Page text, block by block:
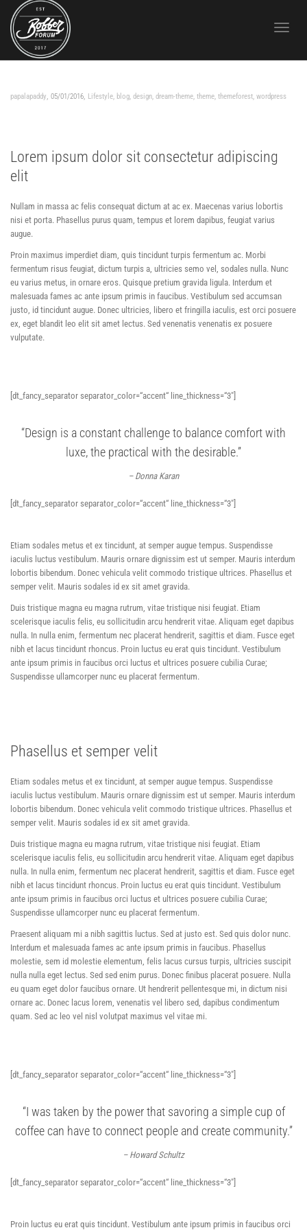
papalapaddy, 05/01/2016, Lifestyle, blog, design, dream-theme, theme, themeforest, wordpress
Lorem ipsum dolor sit consectetur adipiscing
elit
Nullam in massa ac felis consequat dictum at ac ex. Maecenas varius lobortis
nisi et porta. Phasellus purus quam, tempus et lorem dapibus, feugiat varius
augue.
Proin maximus imperdiet diam, quis tincidunt turpis fermentum ac. Morbi
fermentum risus feugiat, dictum turpis a, ultricies semo vel, sodales nulla. Nunc
eu varius metus, in ornare eros. Quisque pretium gravida ligula. Interdum et
malesuada fames ac ante ipsum primis in faucibus. Vestibulum sed accumsan
justo, id tincidunt augue. Donec ultricies, libero et fringilla iaculis, est orci posuere
ex, eget blandit leo elit sit amet lectus. Sed venenatis venenatis ex posuere
vulputate.
[dt_fancy_separator separator_color=“accent“ line_thickness=“3″]
“Design is a constant challenge to balance comfort with
luxe, the practical with the desirable.”
– Donna Karan
[dt_fancy_separator separator_color=“accent“ line_thickness=“3″]
Etiam sodales metus et ex tincidunt, at semper augue tempus. Suspendisse
iaculis luctus vestibulum. Mauris ornare dignissim est ut semper. Mauris interdum
lobortis bibendum. Donec vehicula velit commodo tristique ultrices. Phasellus et
semper velit. Mauris sodales id ex sit amet gravida.
Duis tristique magna eu magna rutrum, vitae tristique nisi feugiat. Etiam
scelerisque iaculis felis, eu sollicitudin arcu hendrerit vitae. Aliquam eget dapibus
nulla. In nulla enim, fermentum nec placerat hendrerit, sagittis et diam. Fusce eget
nibh et lacus tincidunt rhoncus. Proin luctus eu erat quis tincidunt. Vestibulum
ante ipsum primis in faucibus orci luctus et ultrices posuere cubilia Curae;
Suspendisse ullamcorper nunc eu placerat fermentum.
Phasellus et semper velit
Etiam sodales metus et ex tincidunt, at semper augue tempus. Suspendisse
iaculis luctus vestibulum. Mauris ornare dignissim est ut semper. Mauris interdum
lobortis bibendum. Donec vehicula velit commodo tristique ultrices. Phasellus et
semper velit. Mauris sodales id ex sit amet gravida.
Duis tristique magna eu magna rutrum, vitae tristique nisi feugiat. Etiam
scelerisque iaculis felis, eu sollicitudin arcu hendrerit vitae. Aliquam eget dapibus
nulla. In nulla enim, fermentum nec placerat hendrerit, sagittis et diam. Fusce eget
nibh et lacus tincidunt rhoncus. Proin luctus eu erat quis tincidunt. Vestibulum
ante ipsum primis in faucibus orci luctus et ultrices posuere cubilia Curae;
Suspendisse ullamcorper nunc eu placerat fermentum.
Praesent aliquam mi a nibh sagittis luctus. Sed at justo est. Sed quis dolor nunc.
Interdum et malesuada fames ac ante ipsum primis in faucibus. Phasellus
molestie, sem id molestie elementum, felis lacus cursus turpis, ultricies suscipit
nulla nulla eget lectus. Sed sed enim purus. Donec finibus placerat posuere. Nulla
eu quam eget dolor faucibus ornare. Ut hendrerit pellentesque mi, in dictum nisi
ornare ac. Donec lacus lorem, venenatis vel libero sed, dapibus condimentum
quam. Sed ac leo vel nisl volutpat maximus vel vitae mi.
[dt_fancy_separator separator_color=“accent“ line_thickness=“3″]
“I was taken by the power that savoring a simple cup of
coffee can have to connect people and create community.”
– Howard Schultz
[dt_fancy_separator separator_color=“accent“ line_thickness=“3″]
Proin luctus eu erat quis tincidunt. Vestibulum ante ipsum primis in faucibus orci